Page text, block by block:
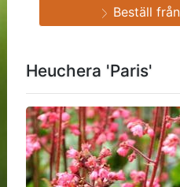
Heuchera 'Paris'
Beställ